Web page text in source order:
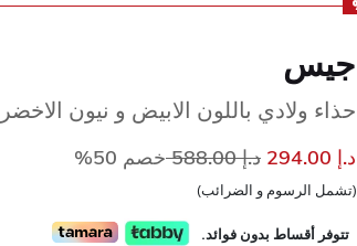
جيس
حذاء ولادي باللون الابيض و نيون الاخضر
د.إ 294.00 سعر مخفض مند.إ 588.00 إلى
خصم 50%
(تشمل الرسوم و الضرائب)
تتوفر أقساط بدون فوائد.